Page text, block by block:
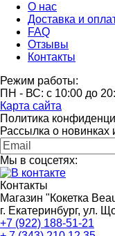
О нас
Доставка и
FAQ
Отзывы
Контакты
Режим работы:
ПН - ВС: с 10:00 до
Карта сайта
Политика
Рассылка о новинках
Мы в соцсетях:
Контакты
Магазин "Кокетка
г. Екатеринбург, ул.
+7 (922) 188-51-21